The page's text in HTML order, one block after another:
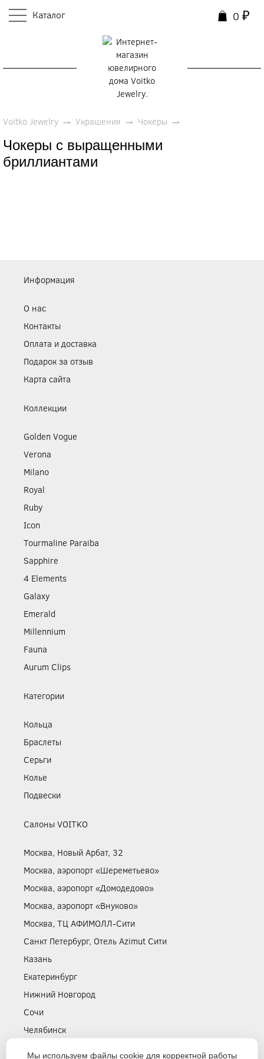
Каталог 0 ₽
Voitko Jewelry → Украшения → Чокеры →
Чокеры с выращенными
бриллиантами
Информация
О нас
Контакты
Оплата и доставка
Подарок за отзыв
Карта сайта
Коллекции
Golden Vogue
Verona
Milano
Royal
Ruby
Icon
Tourmaline Paraiba
Sapphire
4 Elements
Galaxy
Emerald
Millennium
Fauna
Aurum Clips
Категории
Кольца
Браслеты
Серьги
Колье
Подвески
Салоны VOITKO
Москва, Новый Арбат, 32
Москва, аэропорт «Шереметьево»
Москва, аэропорт «Домодедово»
Москва, аэропорт «Внуково»
Москва, ТЦ АФИМОЛЛ-Сити
Санкт Петербург, Отель Azimut Сити
Казань
Екатеринбург
Нижний Новгород
Сочи
Челябинск
Мы используем файлы cookie для корректной работы